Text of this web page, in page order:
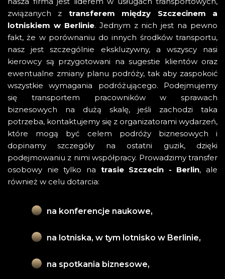
związanych z transferem między Szczecinem a
lotniskiem w Berlinie. Jednym z nich jest na pewno
fakt, że w porównaniu do innych środków transportu,
nasz jest szczególnie ekskluzywny, a wszyscy nasi
kierowcy są przygotowani na sugestie klientów oraz
ewentualne zmiany planu podróży, tak aby zaspokoić
wszystkie wymagania podróżującego. Podejmujemy
się transportem pracowników w sprawach
biznesowych na dużą skalę, jeśli zachodzi taka
potrzeba, kontaktujemy się z organizatorami wydarzeń,
które mogą być celem podróży biznesowych i
dopinamy szczegóły na ostatni guzik, dzięki
podejmowaniu z nimi współpracy. Prowadzimy transfer
osobowy nie tylko na trasie Szczecin - Berlin, ale
również w celu dotarcia:
na konferencje naukowe,
na lotniska, w tym lotnisko w Berlinie,
na spotkania biznesowe,